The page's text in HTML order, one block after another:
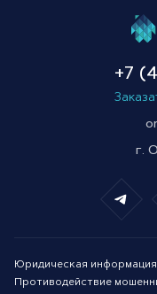
+7
г.
Юридическая информация
Противодействие